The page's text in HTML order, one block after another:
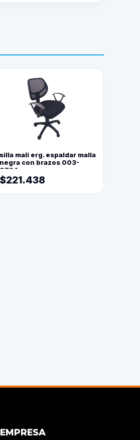
silla mali erg. espaldar malla
negra con brazos 003-
0794
$221.438